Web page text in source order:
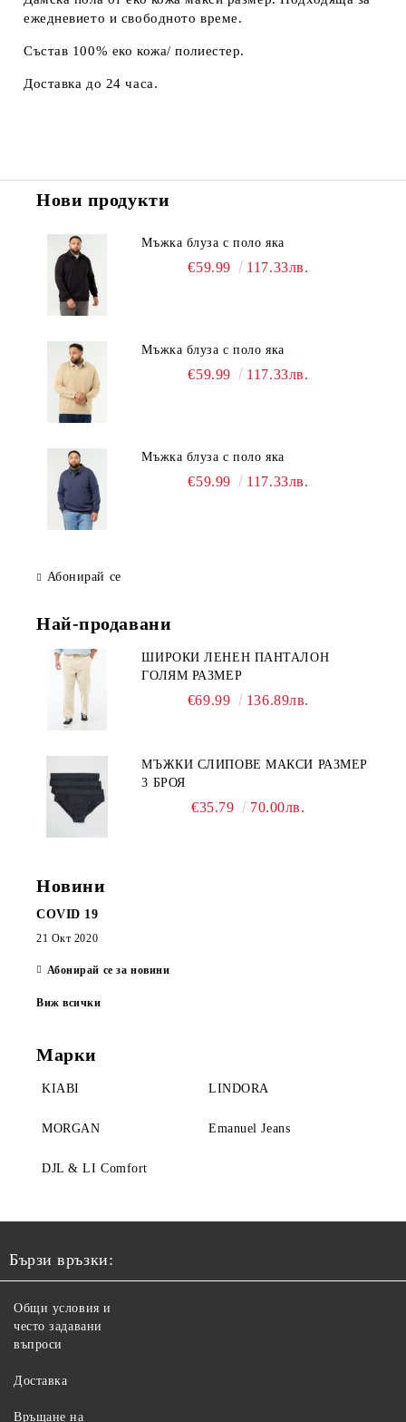
ежедневието и свободното време.
Състав 100% еко кожа/ полиестер.
Доставка до 24 часа.
Нови продукти
Мъжка блуза с поло яка
€59.99 117.33лв.
Мъжка блуза с поло яка
€59.99 117.33лв.
Мъжка блуза с поло яка
€59.99 117.33лв.
Абонирай се
Най-продавани
ШИРОКИ ЛЕНЕН ПАНТАЛОН
ГОЛЯМ РАЗМЕР
€69.99 136.89лв.
МЪЖКИ СЛИПОВЕ МАКСИ РАЗМЕР
3 БРОЯ
€35.79 70.00лв.
Новини
COVID 19
21 Окт 2020
Абонирай се за новини
Виж всички
Марки
KIABI LINDORA
MORGAN Emanuel Jeans
DJL & LI Comfort
Бързи връзки:
Общи условия и
често задавани
въпроси
Доставка
Връщане на